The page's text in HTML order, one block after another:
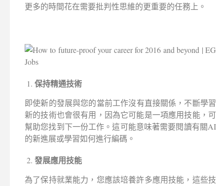
更多的時間花在需要批判性思維的更重要的任務上。
保持精通技術
即使新的發展與您的當前工​​作沒有直接關係，不斷學習
新的技術也會很有用，因為它可能是一項應用技能，可
幫助您找到下一份工作。這可能意味著需要閱讀有關AI
的新進展或學習如何進行編碼。
發展應用技能
為了保持就業能力，您應該培養許多應用技能，這些技